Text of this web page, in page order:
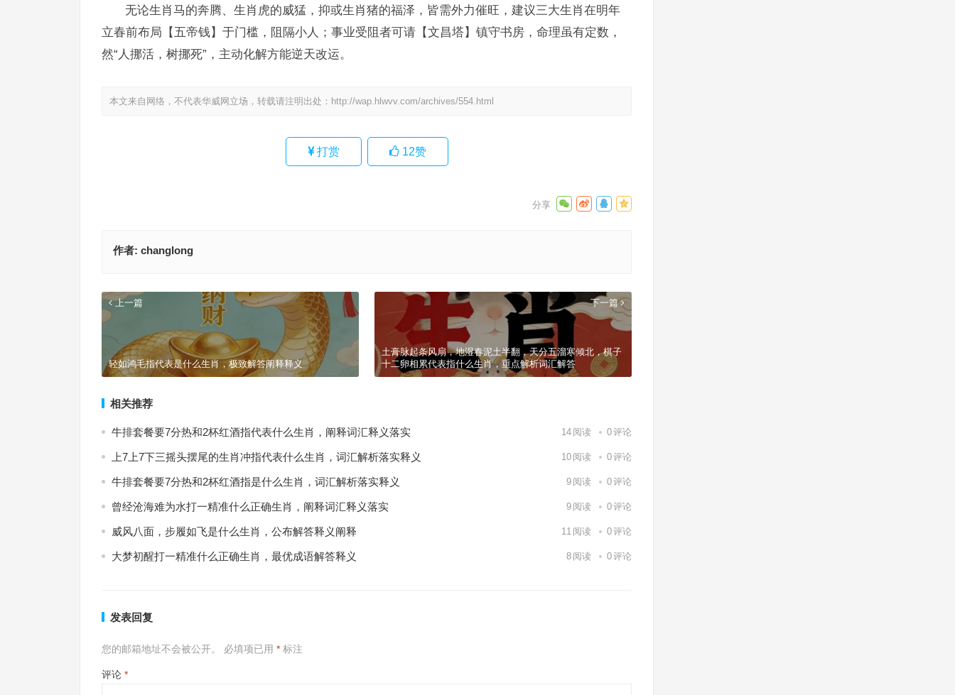
无论生肖马的奔腾、生肖虎的威猛，抑或生肖猪的福泽，皆需外力催旺，建议三大生肖在明年
立春前布局【五帝钱】于门槛，阻隔小人；事业受阻者可请【文昌塔】镇守书房，命理虽有定数，
然“人挪活，树挪死”，主动化解方能逆天改运。
本文来自网络，不代表华威网立场，转载请注明出处： http://wap.hlwvv.com/archives/554.html
打赏 12赞
作者: changlong
上一篇
轻如鸿毛指代表是什么生肖，极致解答阐释释义
下一篇
土膏脉起条风扇，地湿春泥土半翻，天分五溜寒倾北，棋子
十二卵相累代表指什么生肖，重点解析词汇解答
相关推荐
牛排套餐要7分热和2杯红酒指代表什么生肖，阐释词汇释义落实 14 阅读 0评论
上7上7下三摇头摆尾的生肖冲指代表什么生肖，词汇解析落实释义 10 阅读 0评论
牛排套餐要7分热和2杯红酒指是什么生肖，词汇解析落实释义 9 阅读 0评论
曾经沧海难为水打一精准什么正确生肖，阐释词汇释义落实 9 阅读 0评论
威风八面，步履如飞是什么生肖，公布解答释义阐释 11 阅读 0评论
大梦初醒打一精准什么正确生肖，最优成语解答释义 8 阅读 0评论
发表回复
您的邮箱地址不会被公开。 必填项已用 * 标注
评论 *